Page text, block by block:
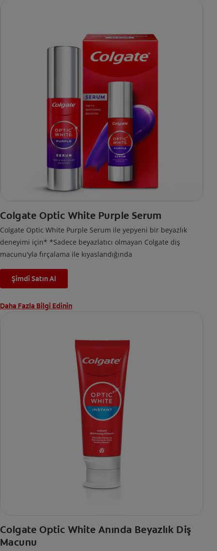
Colgate Optic White Purple Serum
Colgate Optic White Purple Serum ile yepyeni bir beyazlık
deneyimi için* *Sadece beyazlatıcı olmayan Colgate diş
macunu'yla fırçalama ile kıyaslandığında
Şimdi Satın Al
Daha Fazla Bilgi Edinin
Colgate Optic White Anında Beyazlık Diş
Macunu